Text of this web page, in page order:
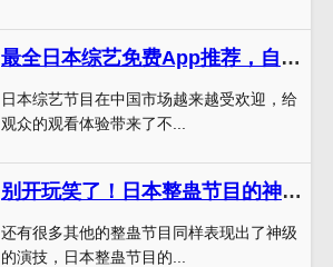
最全日本综艺免费App推荐，自带中日双语字幕，看完整无广告
日本综艺节目在中国市场越来越受欢迎，给
观众的观看体验带来了不...
别开玩笑了！日本整蛊节目的神级演技
还有很多其他的整蛊节目同样表现出了神级
的演技，日本整蛊节目的...